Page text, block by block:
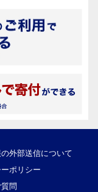
外部送信について
ポリシー
問